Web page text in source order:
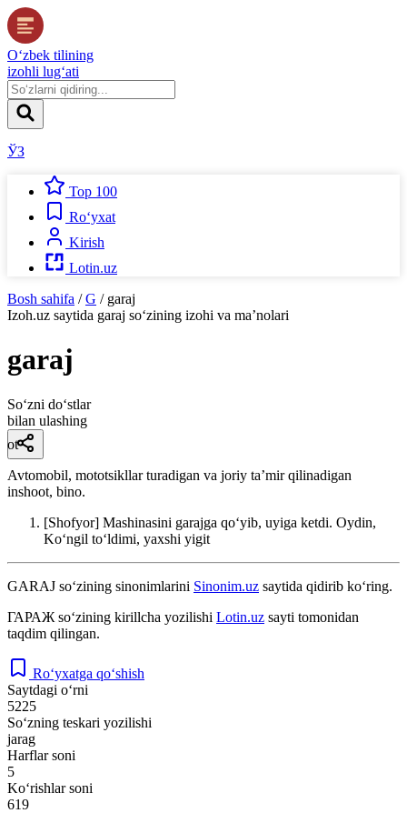
O‘zbek tilining
izohli lug‘ati
ЎЗ
Top 100
Ro‘yxat
Kirish
Lotin.uz
Bosh sahifa / G / garaj
Izoh.uz saytida garaj so‘zining izohi va ma’nolari
garaj
So‘zni do‘stlar
bilan ulashing
ot
Avtomobil, mototsikllar turadigan va joriy taʼmir qilinadigan
inshoot, bino.
[Shofyor] Mashinasini garajga qoʻyib, uyiga ketdi. Oydin,
Koʻngil toʻldimi, yaxshi yigit
GARAJ so‘zining sinonimlarini Sinonim.uz saytida qidirib ko‘ring.
ГАРАЖ so‘zining kirillcha yozilishi Lotin.uz sayti tomonidan
taqdim qilingan.
Ro‘yxatga qo‘shish
Saytdagi o‘rni
5225
So‘zning teskari yozilishi
jarag
Harflar soni
5
Ko‘rishlar soni
619